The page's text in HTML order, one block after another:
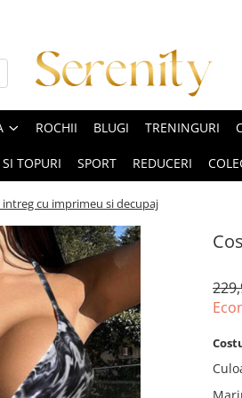
ROCHII BLUGI TRENINGURI
TOPURI SPORT REDUCERI
cu imprimeu si decupaj